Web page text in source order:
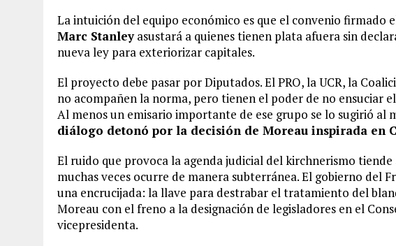
La intuición del equipo económico es que el convenio firmado
Marc Stanleyasustará a quienes tienen plata afuera sin
nueva ley para exteriorizar capitales.
El proyecto debe pasar por Diputados. El PRO, la UCR, la
no acompañen la norma, pero tienen el poder de no ensuciar
Al menos un emisario importante de ese grupo se lo sugirió al
diálogo detonó por la decisión de Moreau inspirada en
El ruido que provoca la agenda judicial del kirchnerismo
muchas veces ocurre de manera subterránea. El gobierno del
una encrucijada: la llave para destrabar el tratamiento del
Moreau con el freno a la designación de legisladores en el
vicepresidenta.